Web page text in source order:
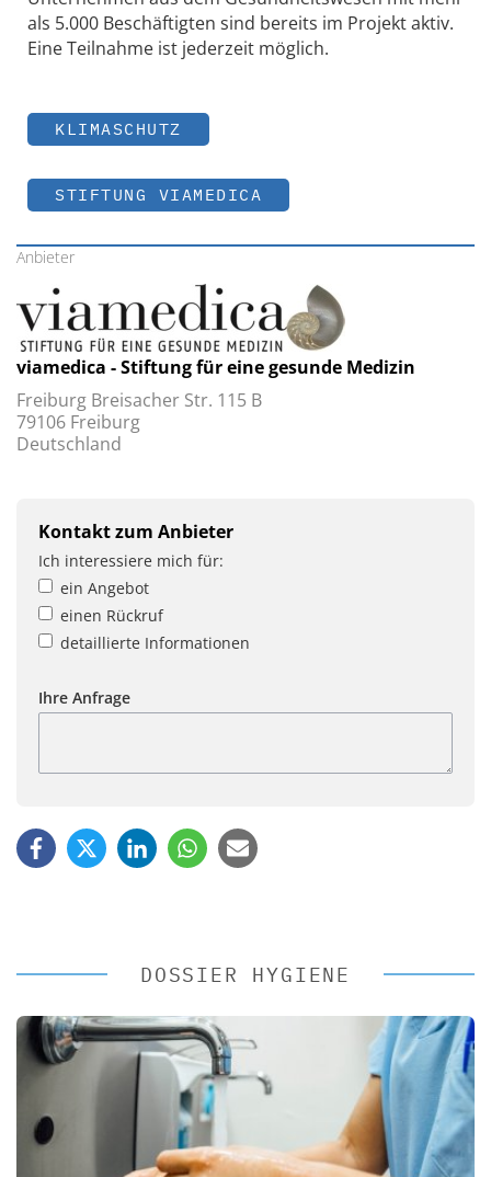
als 5.000 Beschäftigten sind bereits im Projekt aktiv.
Eine Teilnahme ist jederzeit möglich.
KLIMASCHUTZ
STIFTUNG VIAMEDICA
Anbieter
viamedica - Stiftung für eine gesunde Medizin
Freiburg Breisacher Str. 115 B
79106 Freiburg
Deutschland
Kontakt zum Anbieter
Ich interessiere mich für:
ein Angebot
einen Rückruf
detaillierte Informationen
Ihre Anfrage
DOSSIER HYGIENE